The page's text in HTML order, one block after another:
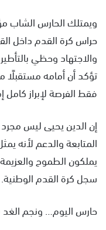
ويمتلك الحارس الشاب
حراس كرة القدم داخل
والاجتهاد وحظي
تؤكد أن أمامه مستقبلًا
فقط الفرصة لإبراز كامل
إن الدين يحيى ليس
المتابعة والدعم لأنه
يملكون الطموح
سجل كرة القدم الوطنية.
حارس اليوم… ونجم الغد